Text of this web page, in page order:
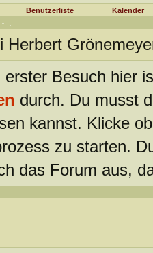
Benutzerliste Kalender
Herbert
erster Besuch hier
durch. Du musst
kannst. Klicke
zu starten.
das Forum aus,